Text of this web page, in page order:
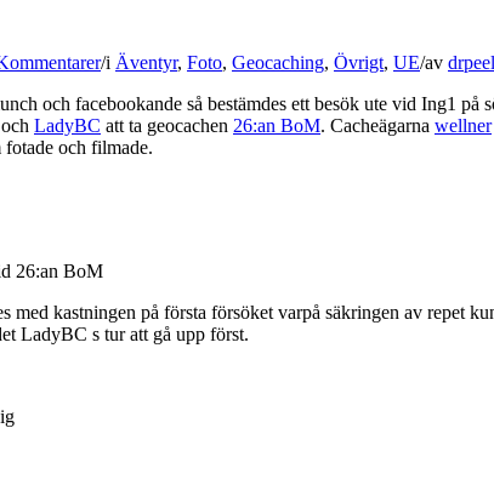
/i Äventyr, Foto, Geocaching, Övrigt, UE/av drpeel
och facebookande så bestämdes ett besök ute vid Ing1 på
och LadyBC att ta geocachen 26:an BoM. Cacheägarna wellner
fotade och filmade.
26:an BoM
kastningen på första försöket varpå säkringen av repet
LadyBC s tur att gå upp först.